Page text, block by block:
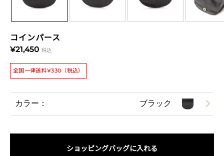
コインパース
¥21,450 税込
全国一律送料¥330（税込）
カラー： ブラック
ショッピングバッグに入れる